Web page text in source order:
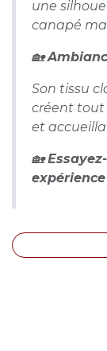
une
canapé
🏡
Son tissu
créent tout
et
🏡